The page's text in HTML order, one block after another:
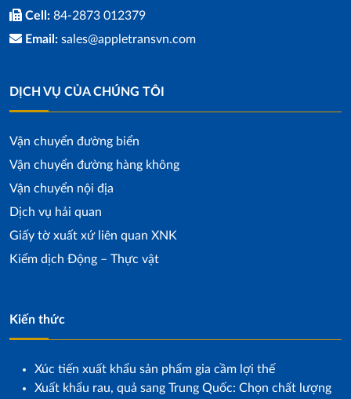
Cell: 84-2873 012379
Email: sales@appletransvn.com
DỊCH VỤ CỦA CHÚNG TÔI
Vận chuyển đường biển
Vận chuyển đường hàng không
Vận chuyển nội địa
Dịch vụ hải quan
Giấy tờ xuất xứ liên quan XNK
Kiểm dịch Động – Thực vật
Kiến thức
Xúc tiến xuất khẩu sản phẩm gia cầm lợi thế
Xuất khẩu rau, quả sang Trung Quốc: Chọn chất lượng